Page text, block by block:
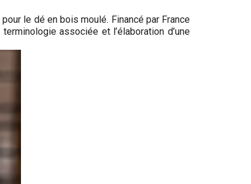
le dé en bois moulé. Financé par France
associée et l’élaboration d’une